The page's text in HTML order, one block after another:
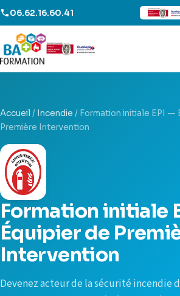
06.62.16.60.41
Accueil / Incendie / Formation initiale EPI —
Première Intervention
Formation initiale
Équipier de
Intervention
Devenez acteur de la sécurité incendie